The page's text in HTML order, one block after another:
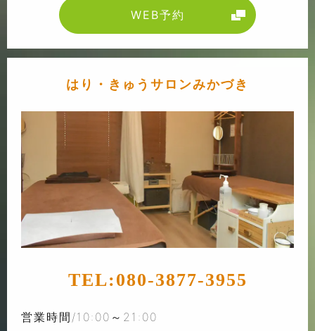
WEB予約
はり・きゅうサロンみかづき
TEL:080-3877-3955
営業時間/10:00～21:00